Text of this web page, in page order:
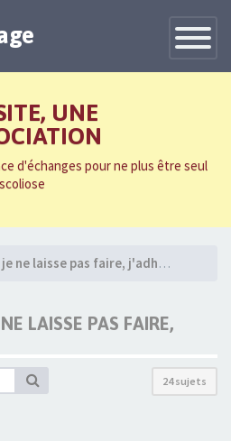
Toggle
UNE
d'échanges pour ne plus être seul
ne laisse pas faire, j'adhère !
LAISSE PAS FAIRE,
24 sujets